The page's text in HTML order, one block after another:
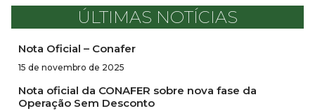
ÚLTIMAS NOTÍCIAS
Nota Oficial – Conafer
15 de novembro de 2025
Nota oficial da CONAFER sobre nova fase da
Operação Sem Desconto